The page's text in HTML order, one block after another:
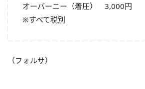
オーバーニー（着圧） 3,000円
※すべて税別
（フォルサ）